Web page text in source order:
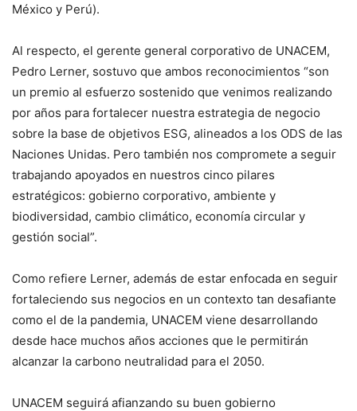
México y Perú).
Al respecto, el gerente general corporativo de UNACEM,
Pedro Lerner, sostuvo que ambos reconocimientos “son
un premio al esfuerzo sostenido que venimos realizando
por años para fortalecer nuestra estrategia de negocio
sobre la base de objetivos ESG, alineados a los ODS de las
Naciones Unidas. Pero también nos compromete a seguir
trabajando apoyados en nuestros cinco pilares
estratégicos: gobierno corporativo, ambiente y
biodiversidad, cambio climático, economía circular y
gestión social”.
Como refiere Lerner, además de estar enfocada en seguir
fortaleciendo sus negocios en un contexto tan desafiante
como el de la pandemia, UNACEM viene desarrollando
desde hace muchos años acciones que le permitirán
alcanzar la carbono neutralidad para el 2050.
UNACEM seguirá afianzando su buen gobierno